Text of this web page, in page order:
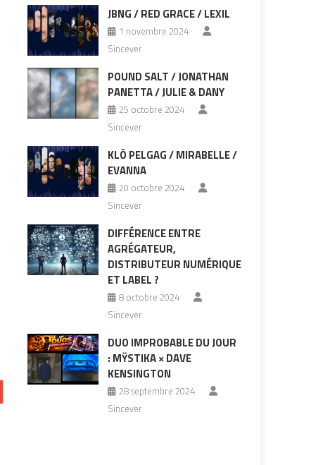
JBNG / RED GRACE / LEXIL
1 novembre 2024
Sincever
POUND SALT / JONATHAN
PANETTA / JULIE & DANY
25 octobre 2024
Sincever
KLÔ PELGAG / MIRABELLE /
EVANNA
20 octobre 2024
Sincever
DIFFÉRENCE ENTRE
AGRÉGATEUR,
DISTRIBUTEUR NUMÉRIQUE
ET LABEL ?
8 octobre 2024
Sincever
DUO IMPROBABLE DU JOUR
: MŸSTIKA × DAVE
KENSINGTON
28 septembre 2024
Sincever